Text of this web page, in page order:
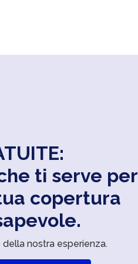
ti serve per
copertura
della nostra esperienza.